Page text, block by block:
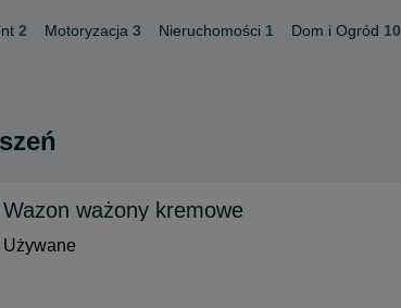
2 Motoryzacja 3 Nieruchomości 1 Dom i Ogród 10
Wazon ważony kremowe
Używane